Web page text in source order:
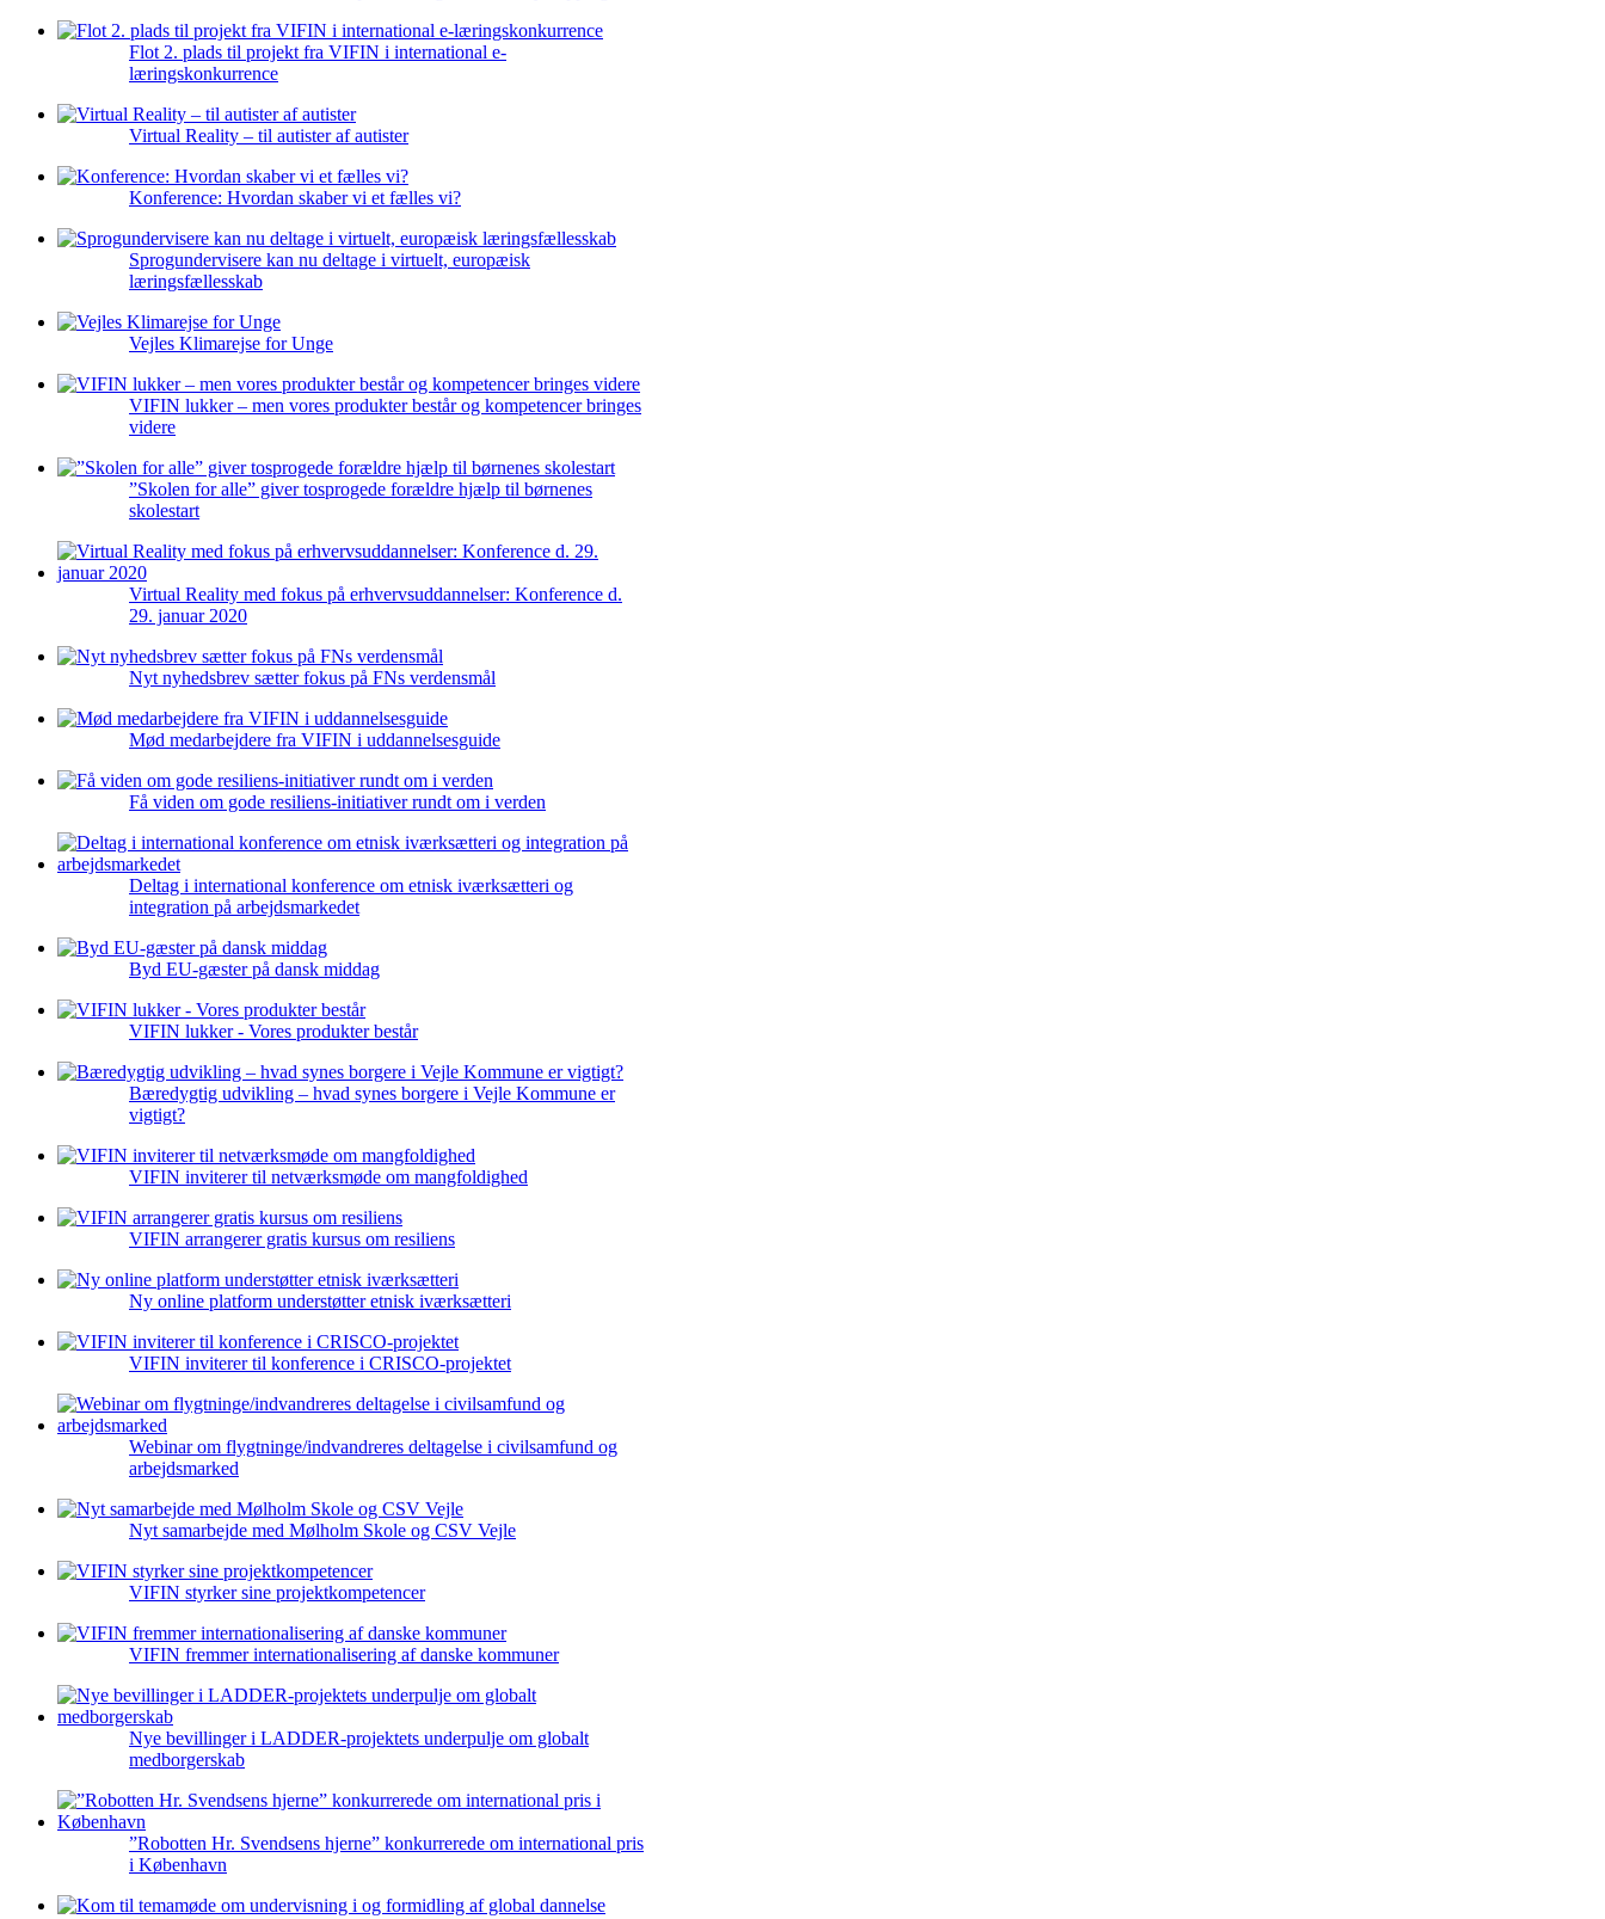
Flot 2. plads til projekt fra VIFIN i international e-
læringskonkurrence
Virtual Reality – til autister af autister
Konference: Hvordan skaber vi et fælles vi?
Sprogundervisere kan nu deltage i virtuelt, europæisk
læringsfællesskab
Vejles Klimarejse for Unge
VIFIN lukker – men vores produkter består og kompetencer bringes
videre
”Skolen for alle” giver tosprogede forældre hjælp til børnenes
skolestart
Virtual Reality med fokus på erhvervsuddannelser: Konference d.
29. januar 2020
Nyt nyhedsbrev sætter fokus på FNs verdensmål
Mød medarbejdere fra VIFIN i uddannelsesguide
Få viden om gode resiliens-initiativer rundt om i verden
Deltag i international konference om etnisk iværksætteri og
integration på arbejdsmarkedet
Byd EU-gæster på dansk middag
VIFIN lukker - Vores produkter består
Bæredygtig udvikling – hvad synes borgere i Vejle Kommune er
vigtigt?
VIFIN inviterer til netværksmøde om mangfoldighed
VIFIN arrangerer gratis kursus om resiliens
Ny online platform understøtter etnisk iværksætteri
VIFIN inviterer til konference i CRISCO-projektet
Webinar om flygtninge/indvandreres deltagelse i civilsamfund og
arbejdsmarked
Nyt samarbejde med Mølholm Skole og CSV Vejle
VIFIN styrker sine projektkompetencer
VIFIN fremmer internationalisering af danske kommuner
Nye bevillinger i LADDER-projektets underpulje om globalt
medborgerskab
”Robotten Hr. Svendsens hjerne” konkurrerede om international pris
i København